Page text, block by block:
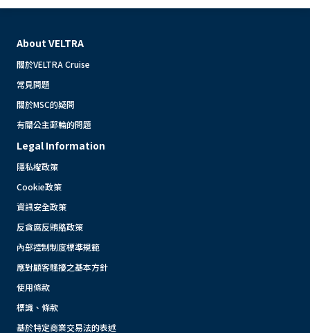
About VELTRA
關於VELTRA Cruise
常見問題
關於MSC的疑問
有關公主郵輪的問題
Legal Information
隱私權政策
Cookie政策
資訊安全政策
反貪腐反賄賂政策
內部控制制度標準規範
應對顧客騷擾之基本方針
使用條款
標識、條款
基於特定商業交易法的表述